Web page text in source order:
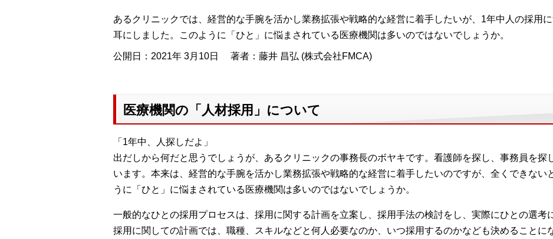
あるクリニックでは、経営的な手腕を活かし業務拡張や戦略的な経営に着手したいが、1年中人の採用
耳にしました。このように「ひと」に悩まされている医療機関は多いのではないでしょうか。
公開日：2021年 3月10日 著者：藤井 昌弘 (株式会社FMCA)
医療機関の「人材採用」について
「1年中、人探しだよ」
出だしから何だと思うでしょうが、あるクリニックの事務長のボヤキです。看護師を探し、事務員を探
います。本来は、経営的な手腕を活かし業務拡張や戦略的な経営に着手したいのですが、全くできない
うに「ひと」に悩まされている医療機関は多いのではないでしょうか。
一般的なひとの採用プロセスは、採用に関する計画を立案し、採用手法の検討をし、実際にひとの選考
採用に関しての計画では、職種、スキルなどと何人必要なのか、いつ採用するのかなども決めることに